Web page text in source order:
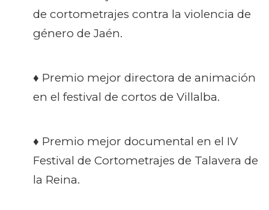
de cortometrajes contra la violencia de
género de Jaén.
♦ Premio mejor directora de animación
en el festival de cortos de Villalba.
♦ Premio mejor documental en el IV
Festival de Cortometrajes de Talavera de
la Reina.